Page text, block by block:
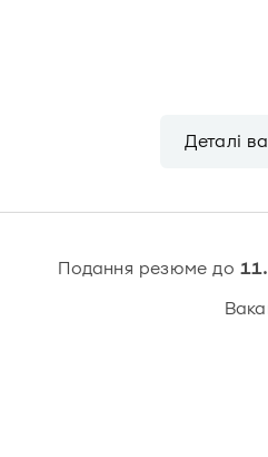
Деталі
Подання резюме до